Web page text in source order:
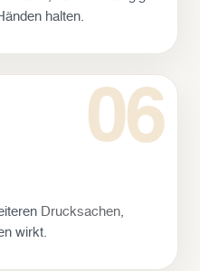
halten.
06
Drucksachen,
wirkt.